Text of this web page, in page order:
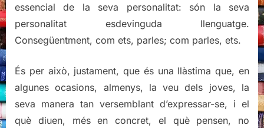
essencial de la seva personalitat: són la seva
personalitat esdevinguda llenguatge.
Consegüentment, com ets, parles; com parles, ets.
És per això, justament, que és una llàstima que, en
algunes ocasions, almenys, la veu dels joves, la
seva manera tan versemblant d’expressar-se, i el
què diuen, més en concret, el què pensen, no